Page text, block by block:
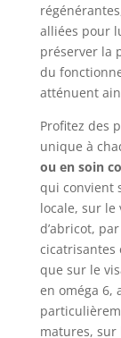
alliées pour
préserver la
du
atténuent
Profitez des
unique à
ou en soin
qui convient
locale, sur le
d’abricot,
cicatrisantes
que sur le
en oméga 6,
matures, sur